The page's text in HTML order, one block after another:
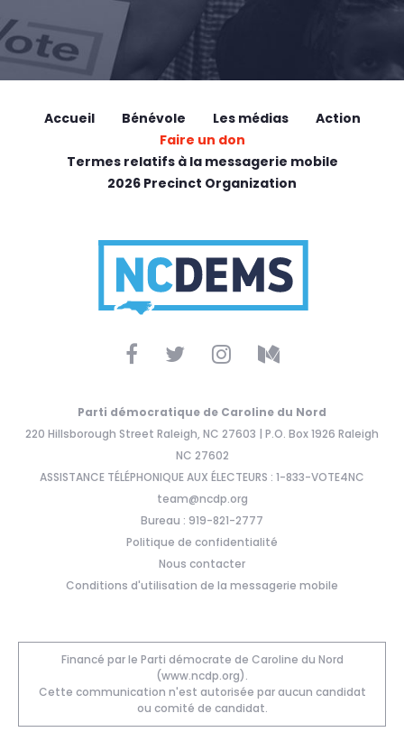
Accueil Bénévole Les médias
Action
Faire un don
Termes relatifs à la messagerie mobile
2026 Precinct Organization
Parti démocratique de Caroline du Nord
220 Hillsborough Street Raleigh, NC 27603 | P.O. Box 1926 Raleigh
NC 27602
ASSISTANCE TÉLÉPHONIQUE AUX ÉLECTEURS : 1-833-VOTE4NC
team@ncdp.org
Bureau : 919-821-2777
Politique de confidentialité
Nous contacter
Conditions d'utilisation de la messagerie mobile
Financé par le Parti démocrate de Caroline du Nord
(www.ncdp.org).
Cette communication n'est autorisée par aucun candidat
ou comité de candidat.